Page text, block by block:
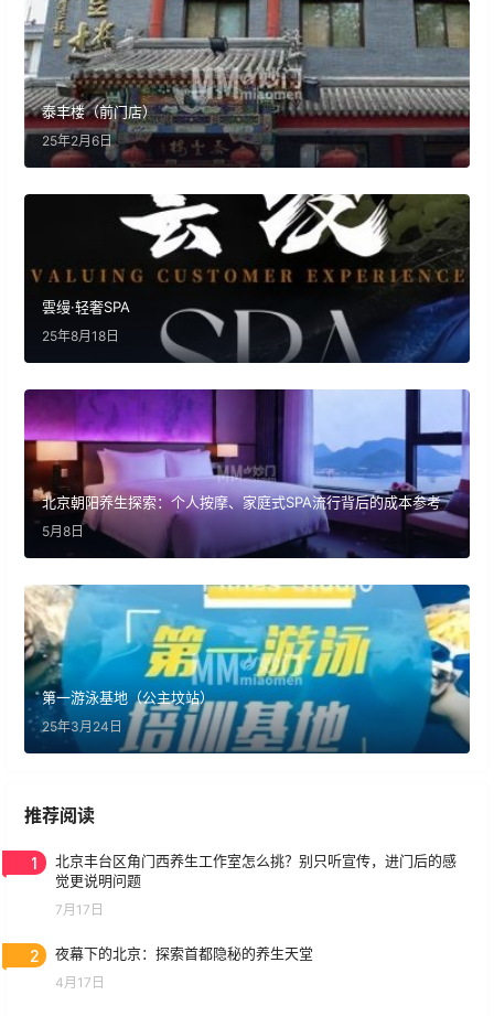
泰丰楼（前门店）
25年2月6日
雲缦·轻奢SPA
25年8月18日
北京朝阳养生探索：个人按摩、家庭式SPA流行背后的成本参考
5月8日
第一游泳基地（公主坟站）
25年3月24日
推荐阅读
1
北京丰台区角门西养生工作室怎么挑？别只听宣传，进门后的感
觉更说明问题
7月17日
2 夜幕下的北京：探索首都隐秘的养生天堂
4月17日